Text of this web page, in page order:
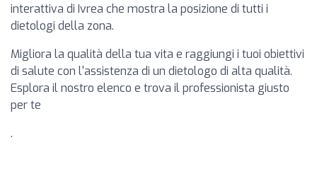
interattiva di Ivrea che mostra la posizione di tutti i
dietologi della zona.
Migliora la qualità della tua vita e raggiungi i tuoi obiettivi
di salute con l'assistenza di un dietologo di alta qualità.
Esplora il nostro elenco e trova il professionista giusto
per te
.